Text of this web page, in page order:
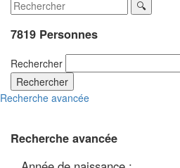
7819 Personnes
Rechercher
Rechercher
Recherche avancée
Recherche avancée